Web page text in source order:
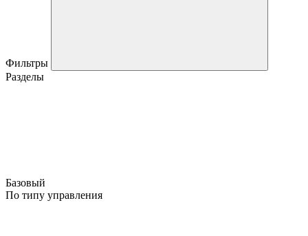
Фильтры
Разделы
Базовый
По типу управления